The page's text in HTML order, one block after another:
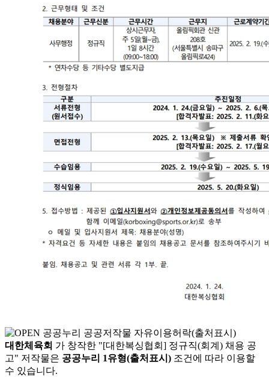
대한체육회 가 창작한 "[대한복싱협회] 정규직(회계) 채용 공
고" 저작물은 공공누리 1유형(출처표시) 조건에 따라 이용할
수 있습니다.